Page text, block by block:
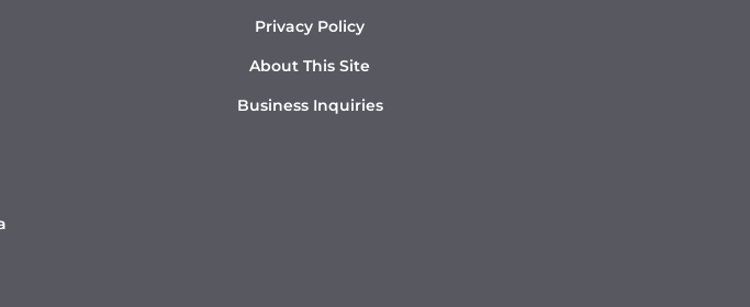
Privacy Policy
About This Site
Business Inquiries